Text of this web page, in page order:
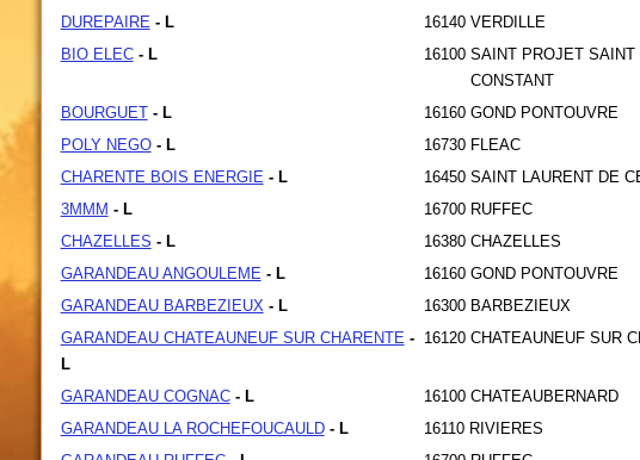
DUREPAIRE - L 16140 VERDILLE
BIO ELEC - L 16100 SAINT PROJET SAINT
CONSTANT
BOURGUET - L 16160 GOND PONTOUVRE
POLY NEGO - L 16730 FLEAC
CHARENTE BOIS ENERGIE - L 16450 SAINT LAURENT DE
3MMM - L 16700 RUFFEC
CHAZELLES - L 16380 CHAZELLES
GARANDEAU ANGOULEME - L 16160 GOND PONTOUVRE
GARANDEAU BARBEZIEUX - L 16300 BARBEZIEUX
GARANDEAU CHATEAUNEUF SUR CHARENTE -
L
16120 CHATEAUNEUF SUR
GARANDEAU COGNAC - L 16100 CHATEAUBERNARD
GARANDEAU LA ROCHEFOUCAULD - L 16110 RIVIERES